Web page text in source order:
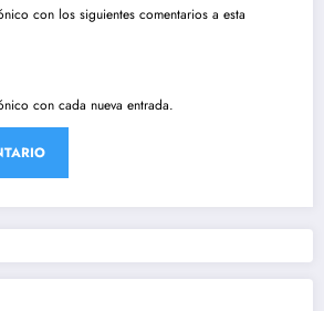
con los siguientes comentarios a esta
con cada nueva entrada.